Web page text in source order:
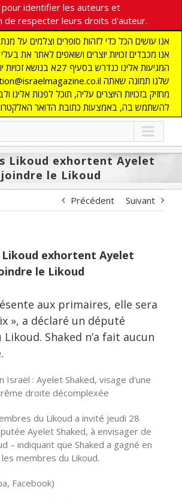
identifier les auteurs et
de respecter leurs droits d'auteur.
אנו עושים הכל כדי לזהות סופרים וצלמים על
אנו מכבדים זכויות יוצרים ושואפים לאתר את בעלי
המגיעות אלינו כנדרש בסעיף
מחזיק בזכויות היוצרים עליה, תוכל לפנות אלינו
להשתמש בה, באמצעות כתובת הדואר
Likoud exhortent Ayelet
le Likoud
Précédent Suivant
Likoud exhortent Ayelet
le Likoud
aux primaires, elle sera
», a déclaré un député
Shaked n’a fait aucun
du Likoud a invité jeudi 28
Ayelet Shaked, à envisager de
– indiquant que Shaked a gagné en
membres du Likoud.
Facebook)